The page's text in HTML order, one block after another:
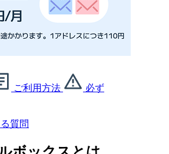
ご利用方法
必ず
質問